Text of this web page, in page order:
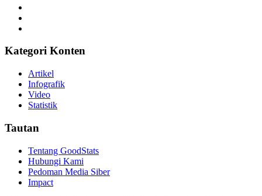
Prediksi dan Head-to-Head Singapura vs Indonesia,
Sudah Sewindu Merah Putih Tidak Terkalahkan
Komoditas
10 Provinsi dengan Rata-Rata Upah Buruh
Tertinggi Mei 2026
Adhwa Aqillaa • 6 Juli 2026
Komoditas
Ranking 2027
Adhwa Aqillaa • 6 Juli 2026
Komoditas